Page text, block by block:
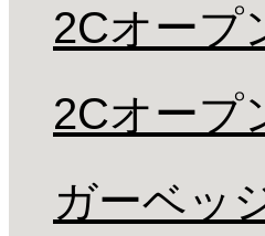
2Cオープ
2Cオープ
ガーベッ